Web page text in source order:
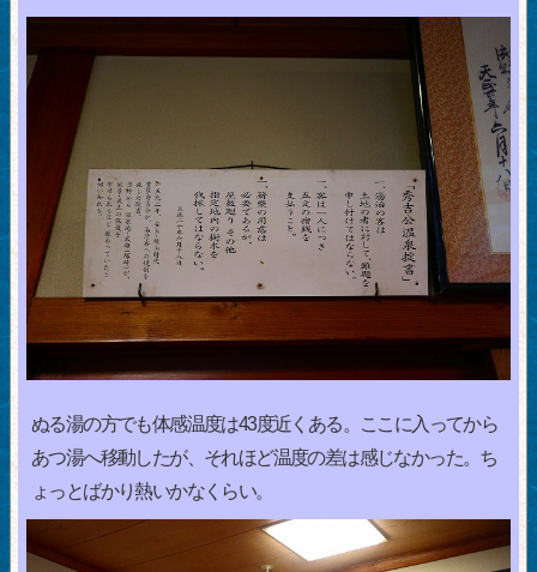
ぬる湯の方でも体感温度は43度近くある。ここに入ってから
あつ湯へ移動したが、それほど温度の差は感じなかった。ち
ょっとばかり熱いかなくらい。